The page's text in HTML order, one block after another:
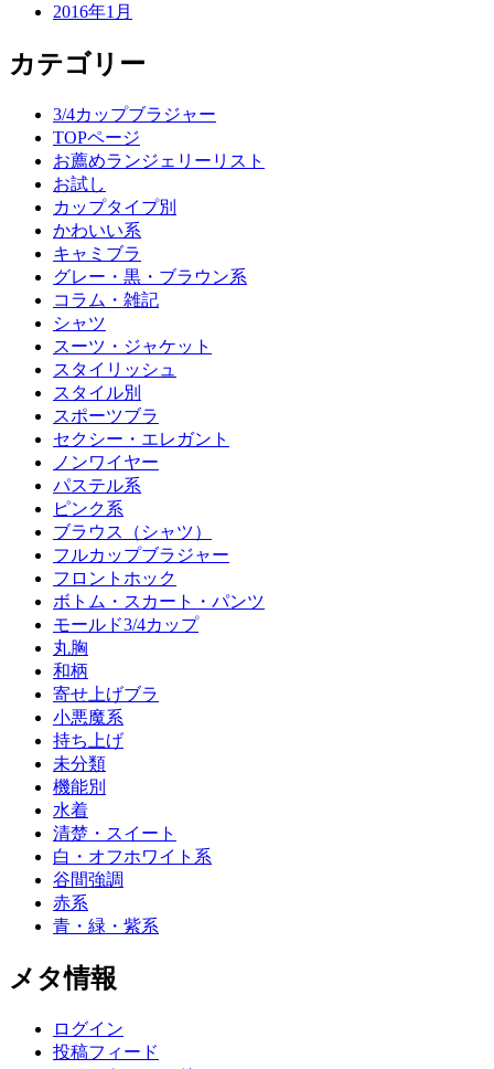
2016年1月
カテゴリー
3/4カップブラジャー
TOPページ
お薦めランジェリーリスト
お試し
カップタイプ別
かわいい系
キャミブラ
グレー・黒・ブラウン系
コラム・雑記
シャツ
スーツ・ジャケット
スタイリッシュ
スタイル別
スポーツブラ
セクシー・エレガント
ノンワイヤー
パステル系
ピンク系
ブラウス（シャツ）
フルカップブラジャー
フロントホック
ボトム・スカート・パンツ
モールド3/4カップ
丸胸
和柄
寄せ上げブラ
小悪魔系
持ち上げ
未分類
機能別
水着
清楚・スイート
白・オフホワイト系
谷間強調
赤系
青・緑・紫系
メタ情報
ログイン
投稿フィード